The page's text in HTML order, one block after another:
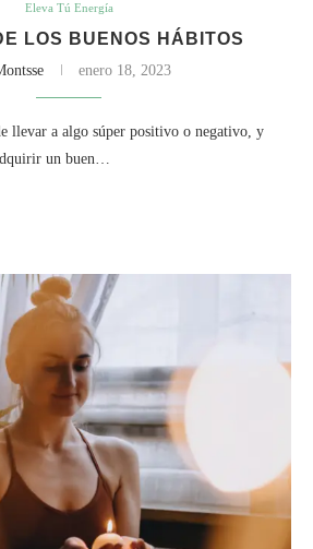
Eleva Tú Energía
LOS BUENOS HÁBITOS
enero 18, 2023
llevar a algo súper positivo o negativo, y
un buen…